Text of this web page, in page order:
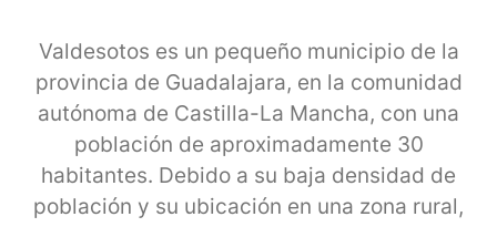
Valdesotos es un pequeño municipio de la
provincia de Guadalajara, en la comunidad
autónoma de Castilla-La Mancha, con una
población de aproximadamente 30
habitantes. Debido a su baja densidad de
población y su ubicación en una zona rural,